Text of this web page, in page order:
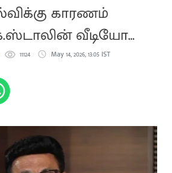
காரணம்
வீடியோ
11124 May 14, 2026, 13:05 IST